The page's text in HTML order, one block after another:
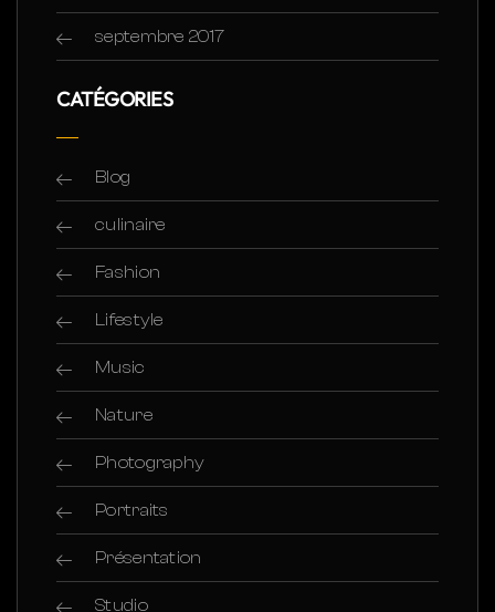
septembre 2017
CATÉGORIES
Blog
culinaire
Fashion
Lifestyle
Music
Nature
Photography
Portraits
Présentation
Studio